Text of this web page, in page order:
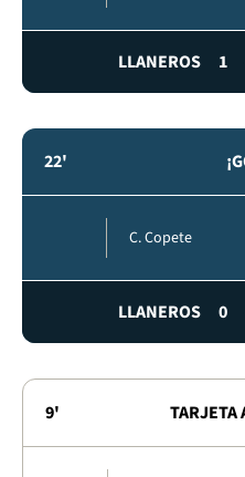
LLANEROS 1
22'
C. Copete
LLANEROS 0
9' TARJETA